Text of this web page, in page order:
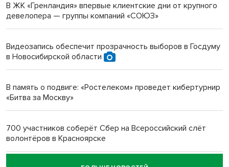
Новосибирский преподаватель с женой вошли в топ-16
В ЖК «Гренландия» впервые клиентские дни от крупного
девелопера — группы компаний «СОЮЗ»
Видеозапись обеспечит прозрачность выборов в Госдуму
в Новосибирской области
В память о подвиге: «Ростелеком» проведет кибертурнир
«Битва за Москву»
700 участников соберёт Сбер на Всероссийский слёт
волонтёров в Красноярске